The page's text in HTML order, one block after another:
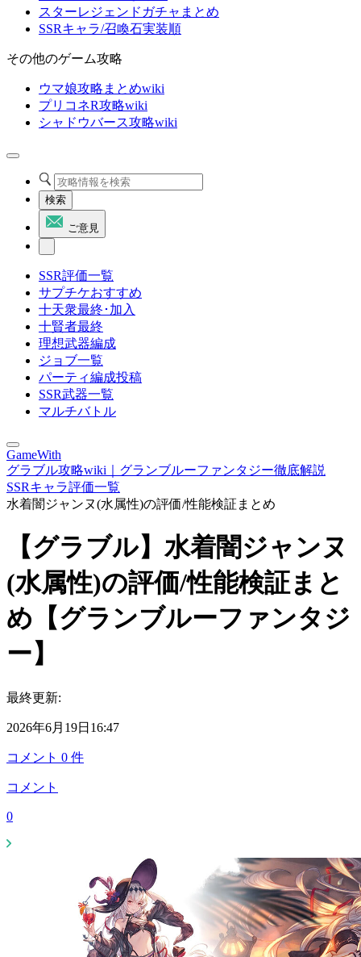
スターレジェンドガチャまとめ
SSRキャラ/召喚石実装順
その他のゲーム攻略
ウマ娘攻略まとめwiki
プリコネR攻略wiki
シャドウバース攻略wiki
検索
ご意見
SSR評価一覧
サプチケおすすめ
十天衆最終･加入
十賢者最終
理想武器編成
ジョブ一覧
パーティ編成投稿
SSR武器一覧
マルチバトル
GameWith
グラブル攻略wiki｜グランブルーファンタジー徹底解説
SSRキャラ評価一覧
水着闇ジャンヌ(水属性)の評価/性能検証まとめ
【グラブル】水着闇ジャンヌ
(水属性)の評価/性能検証まと
め【グランブルーファンタジ
ー】
最終更新:
2026年6月19日16:47
コメント 0 件
コメント
0